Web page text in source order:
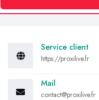
Service client
https://proxilive.fr
Mail
contact@proxilive.fr